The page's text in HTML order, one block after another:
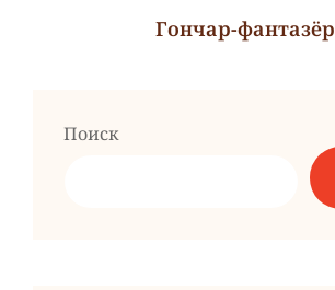
Гончар-фантазёр
Поиск